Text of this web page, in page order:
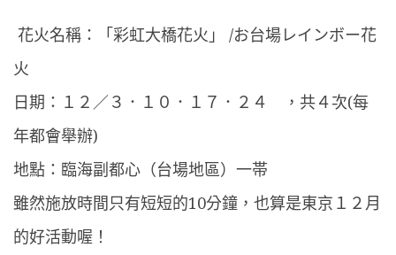
花火名稱：「彩虹大橋花火」 /お台場レインボー花
火
日期：１２／３．１０．１７．２４ ，共４次(每
年都會舉辦)
地點：臨海副都心（台場地區）一帯
雖然施放時間只有短短的10分鐘，也算是東京１２月
的好活動喔！